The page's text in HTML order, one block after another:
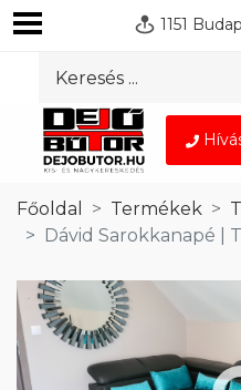
1151
Főoldal Termékek
Dávid Sarokkanapé |